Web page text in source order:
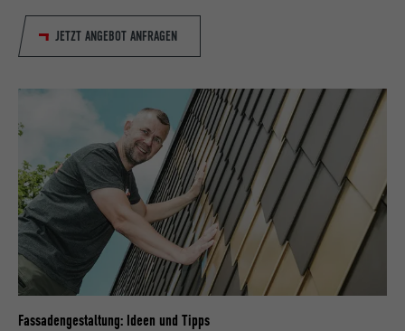
JETZT ANGEBOT ANFRAGEN
Fassadengestaltung: Ideen und Tipps